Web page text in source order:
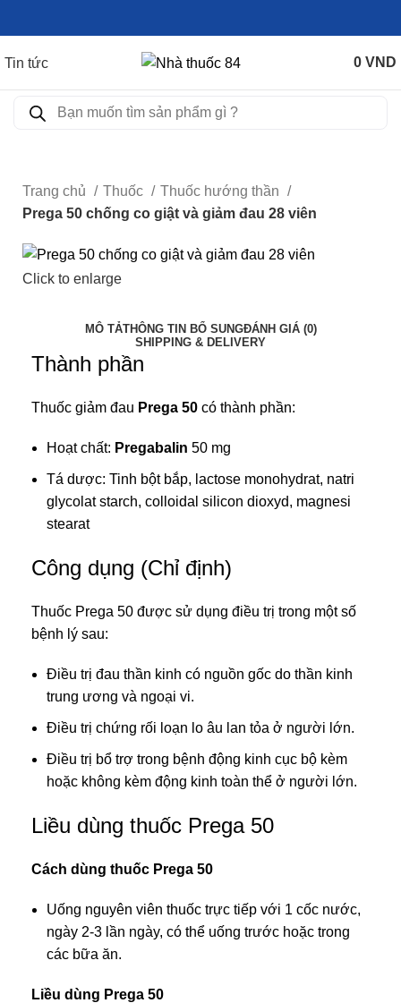
Tin tức 0 VND
Trang chủ Thuốc
Thuốc hướng thần
Prega 50 chống co giật và giảm đau 28 viên
Click to enlarge
MÔ TẢTHÔNG TIN BỔ SUNGĐÁNH GIÁ (0)
SHIPPING & DELIVERY
Thành phần
Thuốc giảm đau Prega 50 có thành phần:
Hoạt chất: Pregabalin 50 mg
Tá dược: Tinh bột bắp, lactose monohydrat, natri
glycolat starch, colloidal silicon dioxyd, magnesi
stearat
Công dụng (Chỉ định)
Thuốc Prega 50 được sử dụng điều trị trong một số
bệnh lý sau:
Điều trị đau thần kinh có nguồn gốc do thần kinh
trung ương và ngoại vi.
Điều trị chứng rối loạn lo âu lan tỏa ở người lớn.
Điều trị bổ trợ trong bệnh động kinh cục bộ kèm
hoặc không kèm động kinh toàn thể ở người lớn.
Liều dùng thuốc Prega 50
Cách dùng thuốc Prega 50
Uống nguyên viên thuốc trực tiếp với 1 cốc nước,
ngày 2-3 lần ngày, có thể uống trước hoặc trong
các bữa ăn.
Liều dùng Prega 50